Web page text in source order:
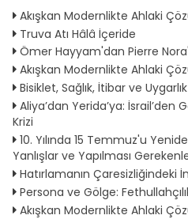
Akışkan Modernlikte Ahlaki
Truva Atı Hâlâ İçeride
Ömer Hayyam'dan Pierre
Akışkan Modernlikte Ahlaki
Bisiklet, Sağlık, İtibar ve Uygarlık
Aliya’dan Yerida’ya: İsrail’den
Krizi
10. Yılında 15 Temmuz'u
Yanlışlar ve Yapılması
Hatırlamanın Çaresizliğindeki
Persona ve Gölge:
Akışkan Modernlikte Ahlaki